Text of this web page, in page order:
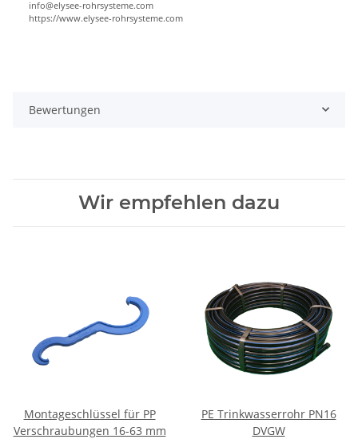
info@elysee-rohrsysteme.com
https://www.elysee-rohrsysteme.com
Bewertungen
Wir empfehlen dazu
Montageschlüssel für PP
Verschraubungen 16-63 mm
PE Trinkwasserrohr PN16
DVGW